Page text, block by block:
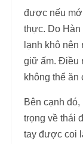
được nếu
thực. Do Hàn
lạnh khô
giữ ấm. Điều
không thể ăn
Bên cạnh
trọng về thái
tay được coi